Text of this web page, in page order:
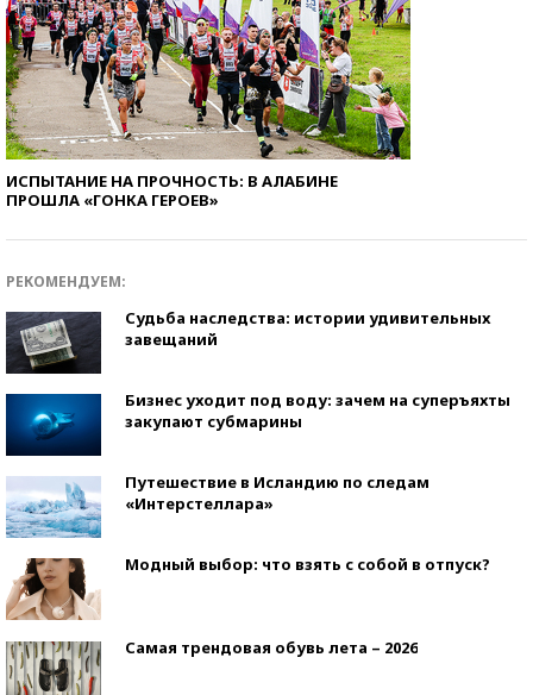
ИСПЫТАНИЕ НА ПРОЧНОСТЬ: В АЛАБИНЕ
ПРОШЛА «ГОНКА ГЕРОЕВ»
РЕКОМЕНДУЕМ:
Судьба наследства: истории удивительных
завещаний
Бизнес уходит под воду: зачем на суперъяхты
закупают субмарины
Путешествие в Исландию по следам
«Интерстеллара»
Модный выбор: что взять с собой в отпуск?
Самая трендовая обувь лета – 2026